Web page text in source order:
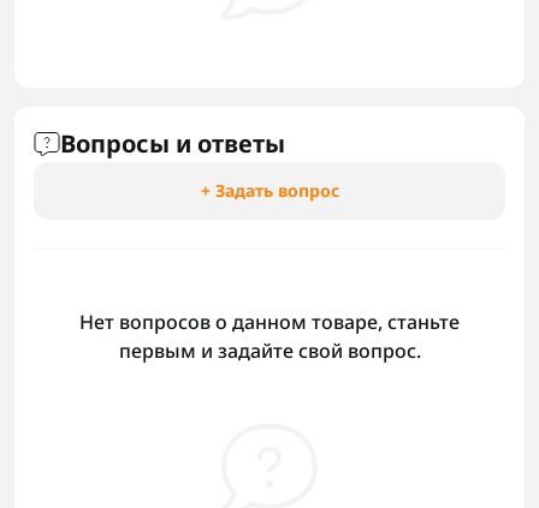
Вопросы и ответы
+ Задать вопрос
Нет вопросов о данном товаре, станьте
первым и задайте свой вопрос.